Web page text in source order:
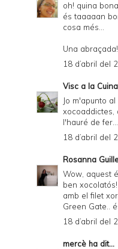
oh! quina
és taaaaan
cosa més...
Una abraçada!
18 d’abril del
Visc a la Cuina
Jo m'apunto
xocoaddictes,
l'hauré de fer...
18 d’abril del
Rosanna
Wow, aquest
ben
amb el filet
Green Gate..
18 d’abril del
mercè ha dit...